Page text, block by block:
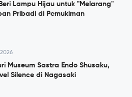
Lampu Hijau untuk "Melarang"
Pribadi di Pemukiman
Museum Sastra Endō Shūsaku,
Silence di Nagasaki